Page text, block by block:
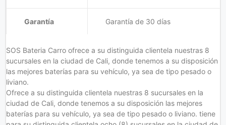
Garantía Garantía de 30 días
SOS Bateria Carro ofrece a su distinguida clientela nuestras 8
sucursales en la ciudad de Cali, donde tenemos a su disposición
las mejores baterías para su vehículo, ya sea de tipo pesado o
liviano.
Ofrece a su distinguida clientela nuestras 8 sucursales en la
ciudad de Cali, donde tenemos a su disposición las mejores
baterías para su vehículo, ya sea de tipo pesado o liviano. tiene